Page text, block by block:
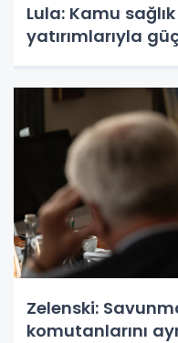
Lula: Kamu
yatırımlarıyla
Zelenski:
komutanlarını